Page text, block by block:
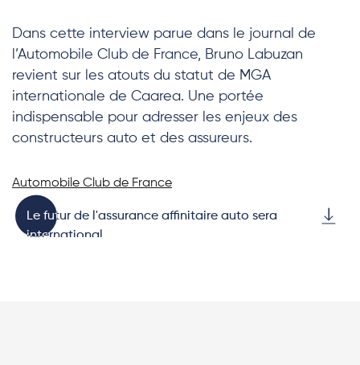
Dans cette interview parue dans le journal de
l’Automobile Club de France, Bruno Labuzan
revient sur les atouts du statut de MGA
internationale de Caarea. Une portée
indispensable pour adresser les enjeux des
constructeurs auto et des assureurs.
Automobile Club de France
Le futur de l'assurance affinitaire auto sera
international